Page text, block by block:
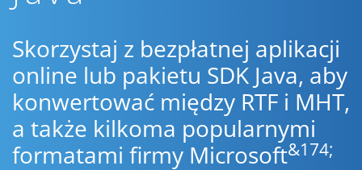
Skorzystaj z bezpłatnej aplikacji
online lub pakietu SDK Java, aby
konwertować między RTF i MHT,
a także kilkoma popularnymi
formatami firmy Microsoft&174;